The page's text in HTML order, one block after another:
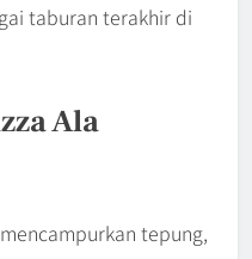
taburan terakhir di
Ala
tepung,